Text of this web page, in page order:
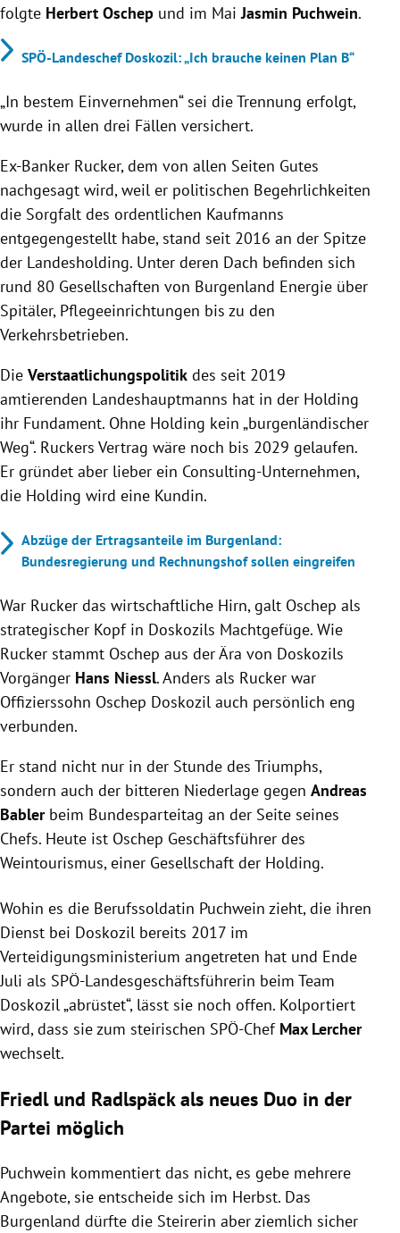
folgte Herbert Oschep und im MaiJasmin Puchwein.
SPÖ-Landeschef Doskozil: „Ich brauche keinen Plan B“
„In bestem Einvernehmen“ sei die Trennung erfolgt,
wurde in allen drei Fällen versichert.
Ex-Banker Rucker, dem von allen Seiten Gutes
nachgesagt wird, weil er politischen Begehrlichkeiten
die Sorgfalt des ordentlichen Kaufmanns
entgegengestellt habe, stand seit 2016 an der Spitze
der Landesholding. Unter deren Dach befinden sich
rund 80 Gesellschaften von Burgenland Energie über
Spitäler, Pflegeeinrichtungen bis zu den
Verkehrsbetrieben.
Die Verstaatlichungspolitik des seit 2019
amtierenden Landeshauptmanns hat in der Holding
ihr Fundament. Ohne Holding kein „burgenländischer
Weg“. Ruckers Vertrag wäre noch bis 2029 gelaufen.
Er gründet aber lieber ein Consulting-Unternehmen,
die Holding wird eine Kundin.
Abzüge der Ertragsanteile im Burgenland:
Bundesregierung und Rechnungshof sollen eingreifen
War Rucker das wirtschaftliche Hirn, galt Oschep als
strategischer Kopf in Doskozils Machtgefüge. Wie
Rucker stammt Oschep aus der Ära von Doskozils
Vorgänger Hans Niessl. Anders als Rucker war
Offizierssohn Oschep Doskozil auch persönlich eng
verbunden.
Er stand nicht nur in der Stunde des Triumphs,
sondern auch der bitteren Niederlage gegen Andreas
Bablerbeim Bundesparteitag an der Seite seines
Chefs. Heute ist Oschep Geschäftsführer des
Weintourismus, einer Gesellschaft der Holding.
Wohin es die Berufssoldatin Puchwein zieht, die ihren
Dienst bei Doskozil bereits 2017 im
Verteidigungsministerium angetreten hat und Ende
Juli als SPÖ-Landesgeschäftsführerin beim Team
Doskozil „abrüstet“, lässt sie noch offen. Kolportiert
wird, dass sie zum steirischen SPÖ-Chef Max Lercher
wechselt.
Friedl und Radlspäck als neues Duo in der
Partei möglich
Puchwein kommentiert das nicht, es gebe mehrere
Angebote, sie entscheide sich im Herbst. Das
Burgenland dürfte die Steirerin aber ziemlich sicher